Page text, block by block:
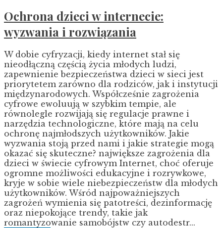
Ochrona dzieci w internecie:
wyzwania i rozwiązania
W dobie cyfryzacji, kiedy internet stał się
nieodłączną częścią życia młodych ludzi,
zapewnienie bezpieczeństwa dzieci w sieci jest
priorytetem zarówno dla rodziców, jak i instytucji
międzynarodowych. Współcześnie zagrożenia
cyfrowe ewoluują w szybkim tempie, ale
równolegle rozwijają się regulacje prawne i
narzędzia technologiczne, które mają na celu
ochronę najmłodszych użytkowników. Jakie
wyzwania stoją przed nami i jakie strategie mogą
okazać się skuteczne? największe zagrożenia dla
dzieci w świecie cyfrowym Internet, choć oferuje
ogromne możliwości edukacyjne i rozrywkowe,
kryje w sobie wiele niebezpieczeństw dla młodych
użytkowników. Wśród najpoważniejszych
zagrożeń wymienia się patotreści, dezinformację
oraz niepokojące trendy, takie jak
romantyzowanie samobójstw czy autodestr...